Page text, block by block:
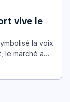
vive le
la voix
le marché a